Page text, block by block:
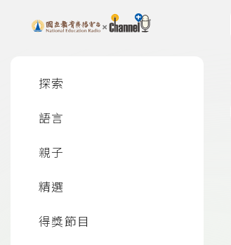
上方功能區塊
探索
語言
親子
精選
得獎節目